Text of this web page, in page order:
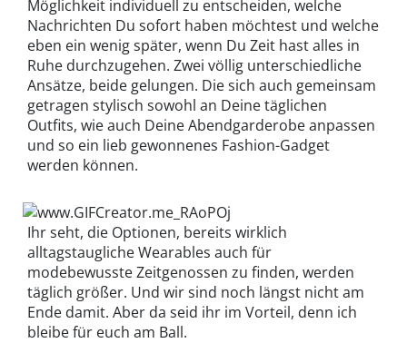
Möglichkeit individuell zu entscheiden, welche
Nachrichten Du sofort haben möchtest und welche
eben ein wenig später, wenn Du Zeit hast alles in
Ruhe durchzugehen. Zwei völlig unterschiedliche
Ansätze, beide gelungen. Die sich auch gemeinsam
getragen stylisch sowohl an Deine täglichen
Outfits, wie auch Deine Abendgarderobe anpassen
und so ein lieb gewonnenes Fashion-Gadget
werden können.
Ihr seht, die Optionen, bereits wirklich
alltagstaugliche Wearables auch für
modebewusste Zeitgenossen zu finden, werden
täglich größer. Und wir sind noch längst nicht am
Ende damit. Aber da seid ihr im Vorteil, denn ich
bleibe für euch am Ball.